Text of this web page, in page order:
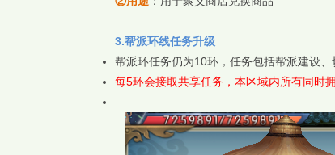
3.帮派环线任务升级
帮派环任务仍为10环，任务包括帮派建设
每5环会接取共享任务，本区域内所有同时